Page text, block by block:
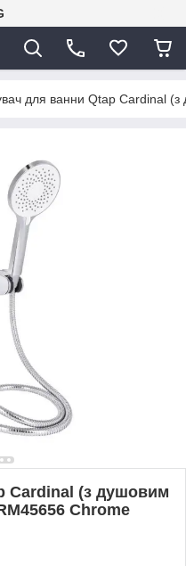
для ванни Qtap Cardinal
Cardinal (з душовим
Chrome